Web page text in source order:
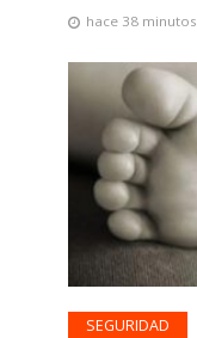
hace 38 minutos
SEGURIDAD